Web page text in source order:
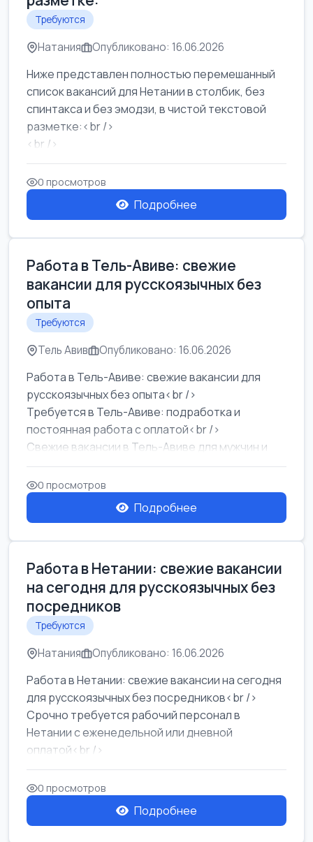
Требуются
Натания Опубликовано: 16.06.2026
Ниже представлен полностью перемешанный
список вакансий для Нетании в столбик, без
спинтакса и без эмодзи, в чистой текстовой
разметке:<br />
<br />
Работа в Нетании на мебельном производстве:
требу...
0 просмотров
Подробнее
Работа в Тель-Авиве: свежие
вакансии для русскоязычных без
опыта
Требуются
Тель Авив Опубликовано: 16.06.2026
Работа в Тель-Авиве: свежие вакансии для
русскоязычных без опыта<br />
Требуется в Тель-Авиве: подработка и
постоянная работа с оплатой<br />
Свежие вакансии в Тель-Авиве для мужчин и
женщин от хозя...
0 просмотров
Подробнее
Работа в Нетании: свежие вакансии
на сегодня для русскоязычных без
посредников
Требуются
Натания Опубликовано: 16.06.2026
Работа в Нетании: свежие вакансии на сегодня
для русскоязычных без посредников<br />
Срочно требуется рабочий персонал в
Нетании с еженедельной или дневной
оплатой<br />
Свежие вакансии в Нетании дл...
0 просмотров
Подробнее